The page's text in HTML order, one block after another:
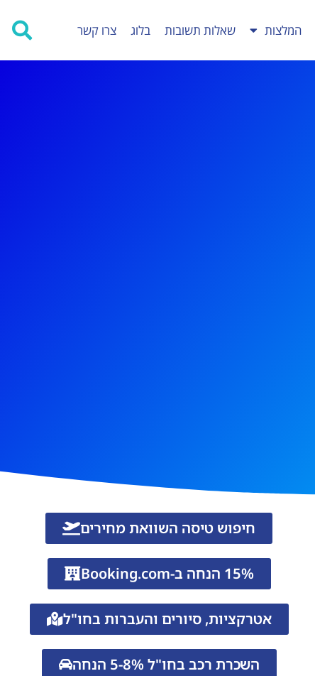
המלצות שאלות תשובות בלוג צרו קשר
חיפוש טיסה השוואת מחירים
15% הנחה ב-Booking.com
אטרקציות, סיורים והעברות בחו"ל
השכרת רכב בחו"ל 5-8% הנחה